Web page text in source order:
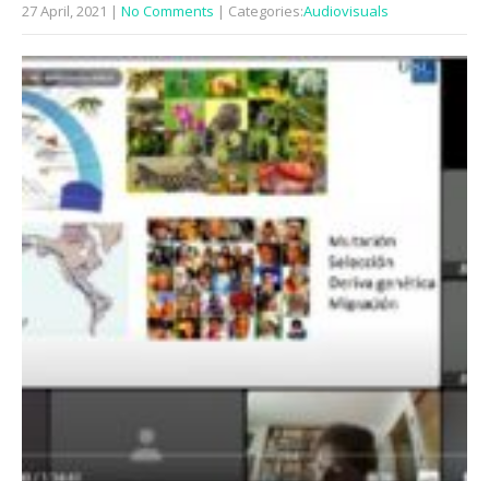
27 April, 2021 | No Comments | Categories:Audiovisuals